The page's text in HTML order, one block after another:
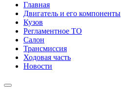
Главная
Двигатель и его компоненты
Кузов
Регламентное ТО
Салон
Трансмиссия
Ходовая часть
Новости